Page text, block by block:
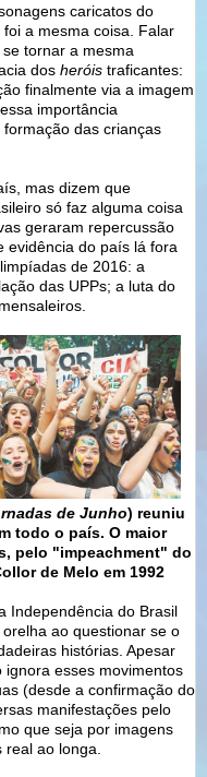
caricatos do
a mesma coisa. Falar
tornar a mesma
dos heróis traficantes:
finalmente via a imagem
importância
das crianças
mas dizem que
só faz alguma coisa
geraram repercussão
evidência do país lá fora
de 2016: a
das UPPs; a luta do
de Junho) reuniu
todo o país. O maior
pelo "impeachment" do
de Melo em 1992
Independência do Brasil
ao questionar se o
histórias. Apesar
esses movimentos
(desde a confirmação do
manifestações pelo
que seja por imagens
ao longa.